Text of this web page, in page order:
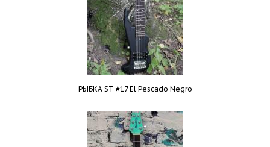
РЫБКА ST #17 El Pescado Negro